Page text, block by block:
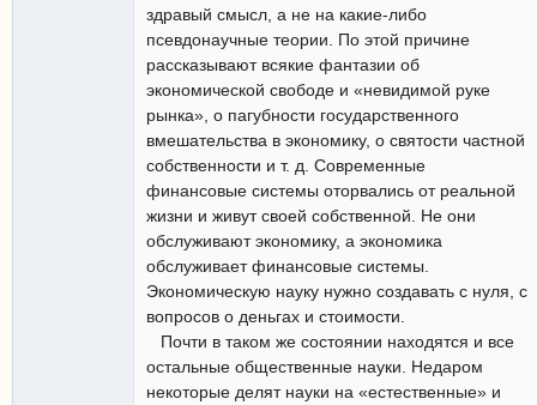
здравый смысл, а не на какие-либо
псевдонаучные теории. По этой причине
рассказывают всякие фантазии об
экономической свободе и «невидимой руке
рынка», о пагубности государственного
вмешательства в экономику, о святости частной
собственности и т. д. Современные
финансовые системы оторвались от реальной
жизни и живут своей собственной. Не они
обслуживают экономику, а экономика
обслуживает финансовые системы.
Экономическую науку нужно создавать с нуля, с
вопросов о деньгах и стоимости.
Почти в таком же состоянии находятся и все
остальные общественные науки. Недаром
некоторые делят науки на «естественные» и